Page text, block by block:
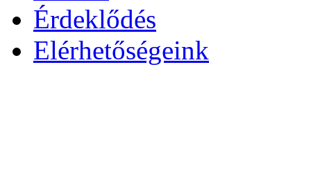
Érdeklődés
Elérhetőségeink